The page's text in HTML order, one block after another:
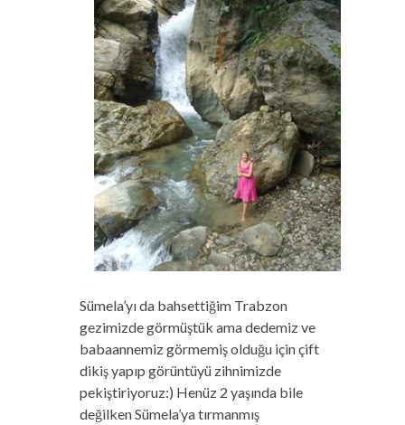
Sümela’yı da bahsettiğim Trabzon
gezimizde görmüştük ama dedemiz ve
babaannemiz görmemiş olduğu için çift
dikiş yapıp görüntüyü zihnimizde
pekiştiriyoruz:) Henüz 2 yaşında bile
değilken Sümela’ya tırmanmış